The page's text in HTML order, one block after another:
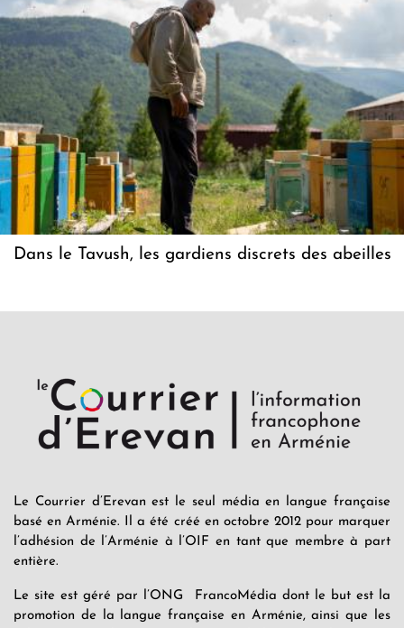
Dans le Tavush, les gardiens discrets des abeilles
Le Courrier d’Erevan est le seul média en langue française
basé en Arménie. Il a été créé en octobre 2012 pour marquer
l’adhésion de l’Arménie à l’OIF en tant que membre à part
entière.
Le site est géré par l’ONG FrancoMédia dont le but est la
promotion de la langue française en Arménie, ainsi que les